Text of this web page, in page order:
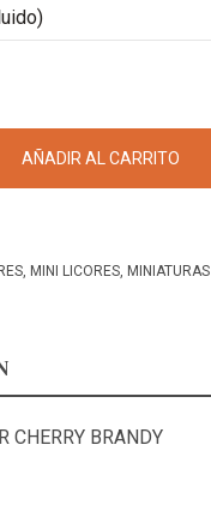
AÑADIR AL CARRITO
, MINI LICORES, MINIATURAS
CHERRY BRANDY